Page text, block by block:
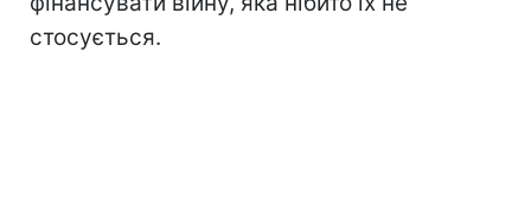
стосується.